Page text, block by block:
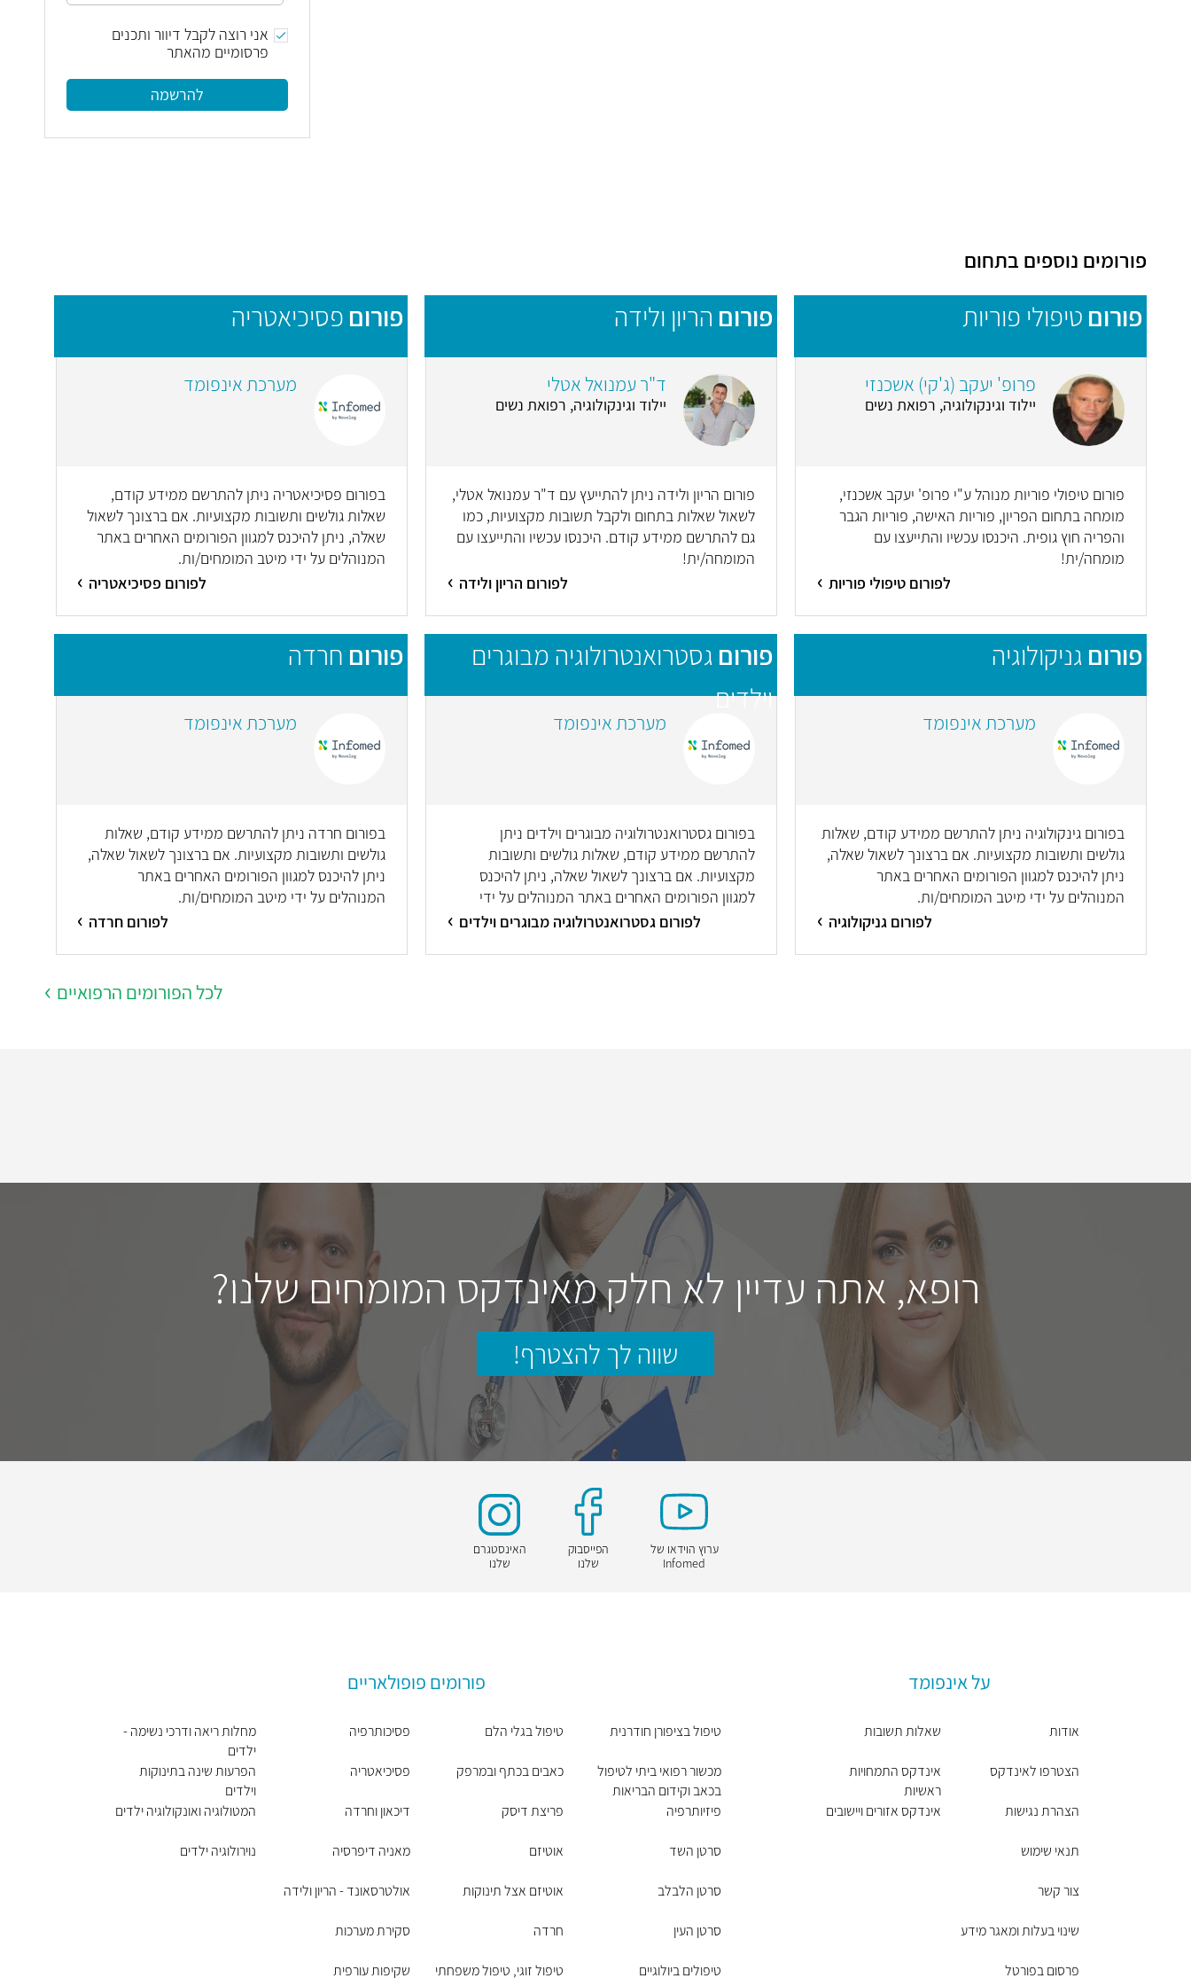
אני רוצה לקבל דיוור ותכנים
פרסומיים מהאתר
להרשמה
פורומים נוספים בתחום
פורום טיפולי פוריות
פרופ' יעקב (ג'קי) אשכנזי
יילוד וגינקולוגיה, רפואת נשים
פורום טיפולי פוריות מנוהל ע"י פרופ' יעקב אשכנזי,
מומחה בתחום הפריון, פוריות האישה, פוריות הגבר
והפריה חוץ גופית. היכנסו עכשיו והתייעצו עם
מומחה/ית!
לפורום טיפולי פוריות
פורום הריון ולידה
ד"ר עמנואל אטלי
יילוד וגינקולוגיה, רפואת נשים
פורום הריון ולידה ניתן להתייעץ עם ד"ר עמנואל אטלי,
לשאול שאלות בתחום ולקבל תשובות מקצועיות, כמו
גם להתרשם ממידע קודם. היכנסו עכשיו והתייעצו עם
המומחה/ית!
לפורום הריון ולידה
פורום פסיכיאטריה
מערכת אינפומד
בפורום פסיכיאטריה ניתן להתרשם ממידע קודם,
שאלות גולשים ותשובות מקצועיות. אם ברצונך לשאול
שאלה, ניתן להיכנס למגוון הפורומים האחרים באתר
המנוהלים על ידי מיטב המומחים/ות.
לפורום פסיכיאטריה
פורום גניקולוגיה
מערכת אינפומד
בפורום גינקולוגיה ניתן להתרשם ממידע קודם, שאלות
גולשים ותשובות מקצועיות. אם ברצונך לשאול שאלה,
ניתן להיכנס למגוון הפורומים האחרים באתר
המנוהלים על ידי מיטב המומחים/ות.
לפורום גניקולוגיה
פורום גסטרואנטרולוגיה מבוגרים
וילדים
מערכת אינפומד
בפורום גסטרואנטרולוגיה מבוגרים וילדים ניתן
להתרשם ממידע קודם, שאלות גולשים ותשובות
מקצועיות. אם ברצונך לשאול שאלה, ניתן להיכנס
למגוון הפורומים האחרים באתר המנוהלים על ידי
מיטב המומחים/ות.
לפורום גסטרואנטרולוגיה מבוגרים וילדים
פורום חרדה
מערכת אינפומד
בפורום חרדה ניתן להתרשם ממידע קודם, שאלות
גולשים ותשובות מקצועיות. אם ברצונך לשאול שאלה,
ניתן להיכנס למגוון הפורומים האחרים באתר
המנוהלים על ידי מיטב המומחים/ות.
לפורום חרדה
לכל הפורומים הרפואיים
רופא, אתה עדיין לא חלק מאינדקס המומחים שלנו?
שווה לך להצטרף!
ערוץ הוידאו של
Infomed
הפייסבוק
שלנו
האינסטגרם
שלנו
על אינפומד
אודות
הצטרפו לאינדקס
הצהרת נגישות
תנאי שימוש
צור קשר
שינוי בעלות ומאגר מידע
פרסום בפורטל
שאלות תשובות
אינדקס התמחויות
ראשיות
אינדקס אזורים ויישובים
פורומים פופולאריים
טיפול בציפורן חודרנית
מכשור רפואי ביתי לטיפול
בכאב וקידום הבריאות
פיזיותרפיה
סרטן השד
סרטן הלבלב
סרטן העין
טיפולים ביולוגיים
טיפול בגלי הלם
כאבים בכתף ובמרפק
פריצת דיסק
אוטיזם
אוטיזם אצל תינוקות
חרדה
טיפול זוגי, טיפול משפחתי
פסיכותרפיה
פסיכיאטריה
דיכאון וחרדה
מאניה דיפרסיה
אולטרסאונד - הריון ולידה
סקירת מערכות
שקיפות עורפית
מחלות ריאה ודרכי נשימה -
ילדים
הפרעות שינה בתינוקות
וילדים
המטולוגיה ואונקולוגיה ילדים
נוירולוגיה ילדים